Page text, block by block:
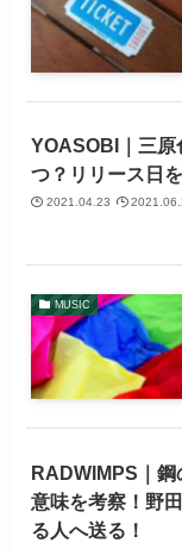
YOASOBI｜三原
つ？リリース日
2021.04.23
MUSIC
RADWIMPS｜鋼
意味を考察！野
る人へ送る！